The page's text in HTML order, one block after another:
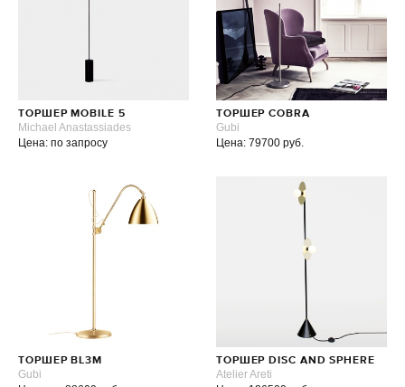
ТОРШЕР MOBILE 5
Michael Anastassiades
Цена: по запросу
ТОРШЕР COBRA
Gubi
Цена: 79700 руб.
ТОРШЕР BL3M
Gubi
ТОРШЕР DISC AND SPHERE
Atelier Areti